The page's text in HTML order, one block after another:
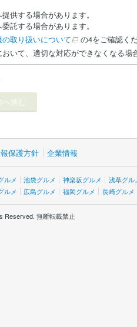
供する場合があります。
託する場合があります。
取り扱いについて
の4をご確認くだ
て、適切な対応ができなくなる場
保護方針 企業情報
ルメ 池袋グルメ 神楽坂グルメ 浅草グル
ルメ 広島グルメ 福岡グルメ 長崎グルメ
Reserved. 無断転載禁止